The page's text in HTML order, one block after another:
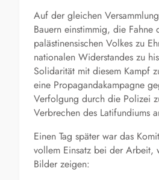
Auf der gleichen
Bauern einstimmig, die Fahne
palästinensischen Volkes zu
nationalen Widerstandes zu
Solidarität mit diesem Kampf
eine Propagandakampagne
Verfolgung durch die Polizei
Verbrechen des Latifundiums
Einen Tag später war das
vollem Einsatz bei der Arbeit,
Bilder zeigen: